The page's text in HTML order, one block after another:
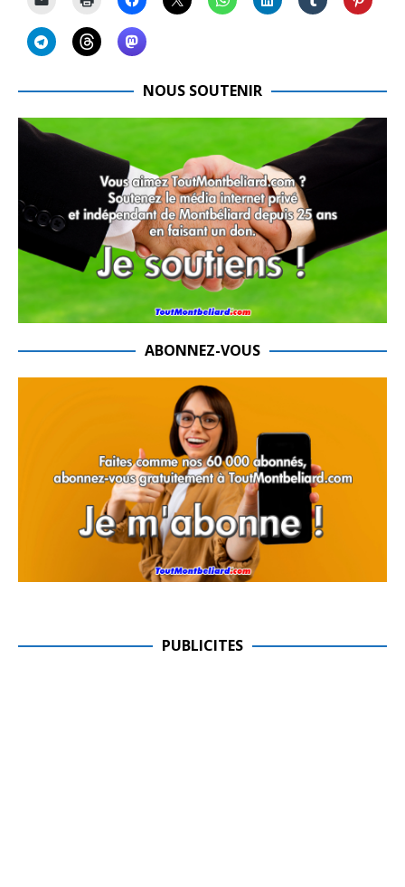
NOUS SOUTENIR
ABONNEZ-VOUS
PUBLICITES